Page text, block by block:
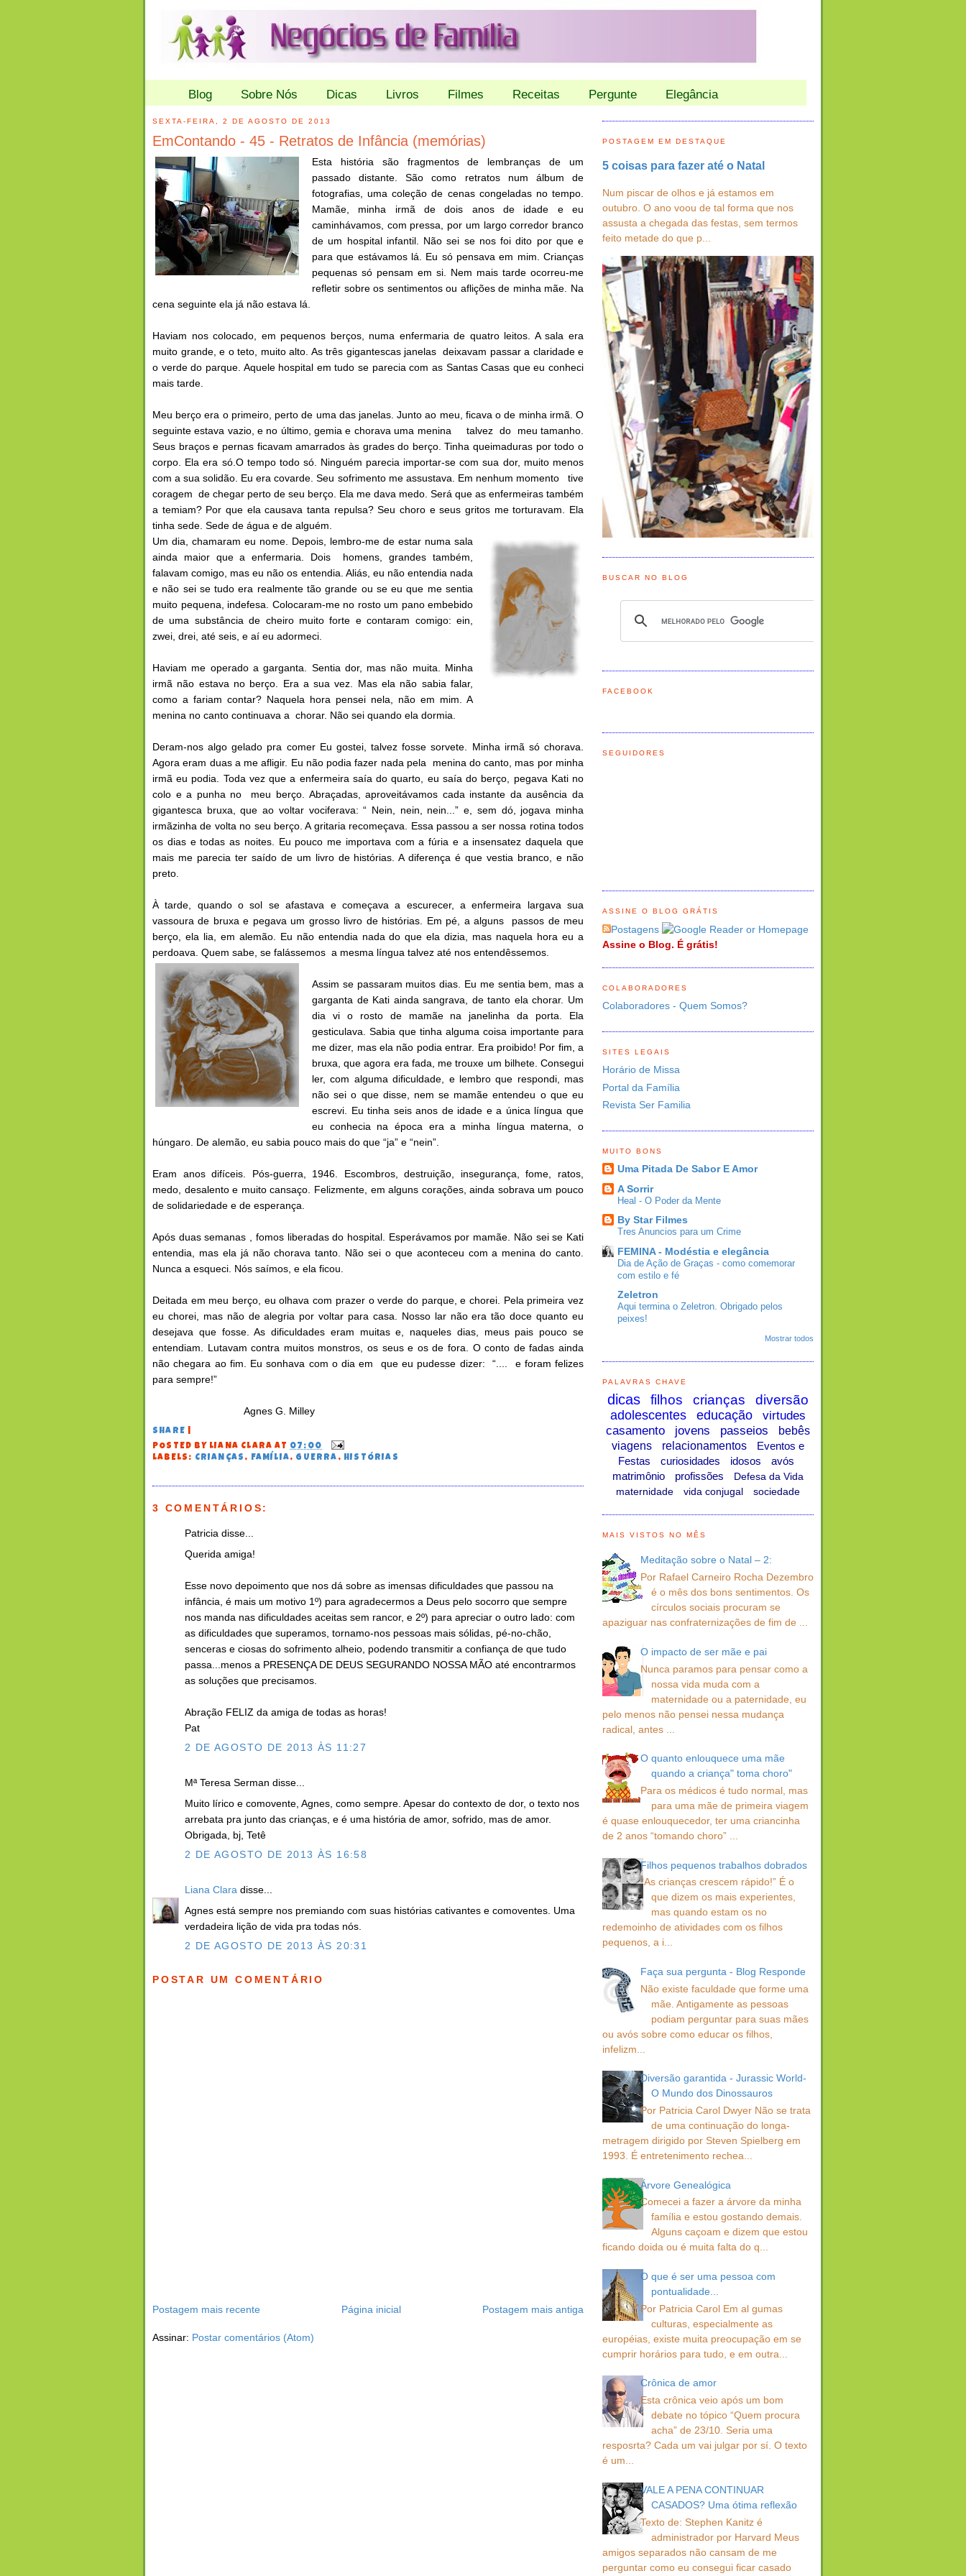
Blog Sobre Nós Dicas Livros Filmes Receitas Pergunte Elegância
SEXTA-FEIRA, 2 DE AGOSTO DE 2013
EmContando - 45 - Retratos de Infância (memórias)
Esta história são fragmentos de lembranças de um
passado distante. São como retratos num álbum de
fotografias, uma coleção de cenas congeladas no tempo.
Mamãe, minha irmã de dois anos de idade e eu
caminhávamos, com pressa, por um largo corredor branco
de um hospital infantil. Não sei se nos foi dito por que e
para que estávamos lá. Eu só pensava em mim. Crianças
pequenas só pensam em si. Nem mais tarde ocorreu-me
refletir sobre os sentimentos ou aflições de minha mãe. Na
cena seguinte ela já não estava lá.
Haviam nos colocado, em pequenos berços, numa enfermaria de quatro leitos. A sala era
muito grande, e o teto, muito alto. As três gigantescas janelas deixavam passar a claridade e
o verde do parque. Aquele hospital em tudo se parecia com as Santas Casas que eu conheci
mais tarde.
Meu berço era o primeiro, perto de uma das janelas. Junto ao meu, ficava o de minha irmã. O
seguinte estava vazio, e no último, gemia e chorava uma menina talvez do meu tamanho.
Seus braços e pernas ficavam amarrados às grades do berço. Tinha queimaduras por todo o
corpo. Ela era só.O tempo todo só. Ninguém parecia importar-se com sua dor, muito menos
com a sua solidão. Eu era covarde. Seu sofrimento me assustava. Em nenhum momento tive
coragem de chegar perto de seu berço. Ela me dava medo. Será que as enfermeiras também
a temiam? Por que ela causava tanta repulsa? Seu choro e seus gritos me torturavam. Ela
tinha sede. Sede de água e de alguém.
Um dia, chamaram eu nome. Depois, lembro-me de estar numa sala
ainda maior que a enfermaria. Dois homens, grandes também,
falavam comigo, mas eu não os entendia. Aliás, eu não entendia nada
e não sei se tudo era realmente tão grande ou se eu que me sentia
muito pequena, indefesa. Colocaram-me no rosto um pano embebido
de uma substância de cheiro muito forte e contaram comigo: ein,
zwei, drei, até seis, e aí eu adormeci.
Haviam me operado a garganta. Sentia dor, mas não muita. Minha
irmã não estava no berço. Era a sua vez. Mas ela não sabia falar,
como a fariam contar? Naquela hora pensei nela, não em mim. A
menina no canto continuava a chorar. Não sei quando ela dormia.
Deram-nos algo gelado pra comer Eu gostei, talvez fosse sorvete. Minha irmã só chorava.
Agora eram duas a me afligir. Eu não podia fazer nada pela menina do canto, mas por minha
irmã eu podia. Toda vez que a enfermeira saía do quarto, eu saía do berço, pegava Kati no
colo e a punha no meu berço. Abraçadas, aproveitávamos cada instante da ausência da
gigantesca bruxa, que ao voltar vociferava: “ Nein, nein, nein...” e, sem dó, jogava minha
irmãzinha de volta no seu berço. A gritaria recomeçava. Essa passou a ser nossa rotina todos
os dias e todas as noites. Eu pouco me importava com a fúria e a insensatez daquela que
mais me parecia ter saído de um livro de histórias. A diferença é que vestia branco, e não
preto.
À tarde, quando o sol se afastava e começava a escurecer, a enfermeira largava sua
vassoura de bruxa e pegava um grosso livro de histórias. Em pé, a alguns passos de meu
berço, ela lia, em alemão. Eu não entendia nada do que ela dizia, mas naquela hora eu a
perdoava. Quem sabe, se falássemos a mesma língua talvez até nos entendêssemos.
Assim se passaram muitos dias. Eu me sentia bem, mas a
garganta de Kati ainda sangrava, de tanto ela chorar. Um
dia vi o rosto de mamãe na janelinha da porta. Ela
gesticulava. Sabia que tinha alguma coisa importante para
me dizer, mas ela não podia entrar. Era proibido! Por fim, a
bruxa, que agora era fada, me trouxe um bilhete. Consegui
ler, com alguma dificuldade, e lembro que respondi, mas
não sei o que disse, nem se mamãe entendeu o que eu
escrevi. Eu tinha seis anos de idade e a única língua que
eu conhecia na época era a minha língua materna, o
húngaro. De alemão, eu sabia pouco mais do que “ja” e “nein”.
Eram anos difíceis. Pós-guerra, 1946. Escombros, destruição, insegurança, fome, ratos,
medo, desalento e muito cansaço. Felizmente, em alguns corações, ainda sobrava um pouco
de solidariedade e de esperança.
Após duas semanas , fomos liberadas do hospital. Esperávamos por mamãe. Não sei se Kati
entendia, mas ela já não chorava tanto. Não sei o que aconteceu com a menina do canto.
Nunca a esqueci. Nós saímos, e ela ficou.
Deitada em meu berço, eu olhava com prazer o verde do parque, e chorei. Pela primeira vez
eu chorei, mas não de alegria por voltar para casa. Nosso lar não era tão doce quanto eu
desejava que fosse. As dificuldades eram muitas e, naqueles dias, meus pais pouco se
entendiam. Lutavam contra muitos monstros, os seus e os de fora. O conto de fadas ainda
não chegara ao fim. Eu sonhava com o dia em que eu pudesse dizer: “.... e foram felizes
para sempre!”
Agnes G. Milley
SHARE
POSTED BY LIANA CLARA AT 07:00
LABELS: CRIANÇAS , FAMÍLIA, GUERRA , HISTÓRIAS
3 COMENTÁRIOS:
Patricia disse...
Querida amiga!
Esse novo depoimento que nos dá sobre as imensas dificuldades que passou na
infância, é mais um motivo 1º) para agradecermos a Deus pelo socorro que sempre
nos manda nas dificuldades aceitas sem rancor, e 2º) para apreciar o outro lado: com
as dificuldades que superamos, tornamo-nos pessoas mais sólidas, pé-no-chão,
senceras e ciosas do sofrimento alheio, podendo transmitir a confiança de que tudo
passa...menos a PRESENÇA DE DEUS SEGURANDO NOSSA MÃO até encontrarmos
as soluções que precisamos.
Abração FELIZ da amiga de todas as horas!
Pat
2 DE AGOSTO DE 2013 ÀS 11:27
Mª Teresa Serman disse...
Muito lírico e comovente, Agnes, como sempre. Apesar do contexto de dor, o texto nos
arrebata pra junto das crianças, e é uma história de amor, sofrido, mas de amor.
Obrigada, bj, Tetê
2 DE AGOSTO DE 2013 ÀS 16:58
Liana Clara disse...
Agnes está sempre nos premiando com suas histórias cativantes e comoventes. Uma
verdadeira lição de vida pra todas nós.
2 DE AGOSTO DE 2013 ÀS 20:31
POSTAR UM COMENTÁRIO
Postagem mais recente Postagem mais antiga
Página inicial
Assinar: Postar comentários (Atom)
POSTAGEM EM DESTAQUE
5 coisas para fazer até o Natal
Num piscar de olhos e já estamos em
outubro. O ano voou de tal forma que nos
assusta a chegada das festas, sem termos
feito metade do que p...
BUSCAR NO BLOG
FACEBOOK
SEGUIDORES
ASSINE O BLOG GRÁTIS
Postagens
Assine o Blog. É grátis!
COLABORADORES
Colaboradores - Quem Somos?
SITES LEGAIS
Horário de Missa
Portal da Família
Revista Ser Familia
MUITO BONS
Uma Pitada De Sabor E Amor
A Sorrir
Heal - O Poder da Mente
By Star Filmes
Tres Anuncios para um Crime
FEMINA - Modéstia e elegância
Dia de Ação de Graças - como comemorar
com estilo e fé
Zeletron
Aqui termina o Zeletron. Obrigado pelos
peixes!
Mostrar todos
PALAVRAS CHAVE
dicas filhos crianças diversão
adolescentes educação
virtudes
casamento
jovens passeios
bebês
viagens
relacionamentos
Eventos e
Festas
curiosidades idosos
avós
matrimônio
profissões
Defesa da Vida
maternidade
vida conjugal sociedade
MAIS VISTOS NO MÊS
Meditação sobre o Natal – 2:
Por Rafael Carneiro Rocha Dezembro
é o mês dos bons sentimentos. Os
círculos sociais procuram se
apaziguar nas confraternizações de fim de ...
O impacto de ser mãe e pai
Nunca paramos para pensar como a
nossa vida muda com a
maternidade ou a paternidade, eu
pelo menos não pensei nessa mudança
radical, antes ...
O quanto enlouquece uma mãe
quando a criança" toma choro"
Para os médicos é tudo normal, mas
para uma mãe de primeira viagem
é quase enlouquecedor, ter uma criancinha
de 2 anos “tomando choro” ...
Filhos pequenos trabalhos dobrados
“As crianças crescem rápido!” É o
que dizem os mais experientes,
mas quando estam os no
redemoinho de atividades com os filhos
pequenos, a i...
Faça sua pergunta - Blog Responde
Não existe faculdade que forme uma
mãe. Antigamente as pessoas
podiam perguntar para suas mães
ou avós sobre como educar os filhos,
infelizm...
Diversão garantida - Jurassic World-
O Mundo dos Dinossauros
Por Patricia Carol Dwyer Não se trata
de uma continuação do longa-
metragem dirigido por Steven Spielberg em
1993. É entretenimento rechea...
Árvore Genealógica
Comecei a fazer a árvore da minha
família e estou gostando demais.
Alguns caçoam e dizem que estou
ficando doida ou é muita falta do q...
O que é ser uma pessoa com
pontualidade...
Por Patricia Carol Em al gumas
culturas, especialmente as
européias, existe muita preocupação em se
cumprir horários para tudo, e em outra...
Crônica de amor
Esta crônica veio após um bom
debate no tópico “Quem procura
acha” de 23/10. Seria uma
resposrta? Cada um vai julgar por sí. O texto
é um...
VALE A PENA CONTINUAR
CASADOS? Uma ótima reflexão
Texto de: Stephen Kanitz é
administrador por Harvard Meus
amigos separados não cansam de me
perguntar como eu consegui ficar casado